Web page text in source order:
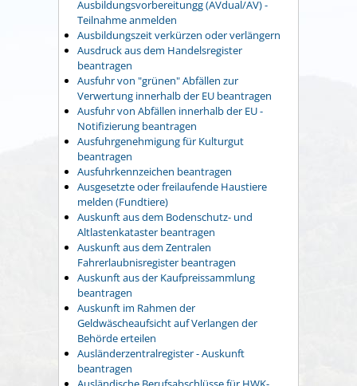
Ausbildungsvorbereitungg (AVdual/AV) -
Teilnahme anmelden
Ausbildungszeit verkürzen oder verlängern
Ausdruck aus dem Handelsregister
beantragen
Ausfuhr von "grünen" Abfällen zur
Verwertung innerhalb der EU beantragen
Ausfuhr von Abfällen innerhalb der EU -
Notifizierung beantragen
Ausfuhrgenehmigung für Kulturgut
beantragen
Ausfuhrkennzeichen beantragen
Ausgesetzte oder freilaufende Haustiere
melden (Fundtiere)
Auskunft aus dem Bodenschutz- und
Altlastenkataster beantragen
Auskunft aus dem Zentralen
Fahrerlaubnisregister beantragen
Auskunft aus der Kaufpreissammlung
beantragen
Auskunft im Rahmen der
Geldwäscheaufsicht auf Verlangen der
Behörde erteilen
Ausländerzentralregister - Auskunft
beantragen